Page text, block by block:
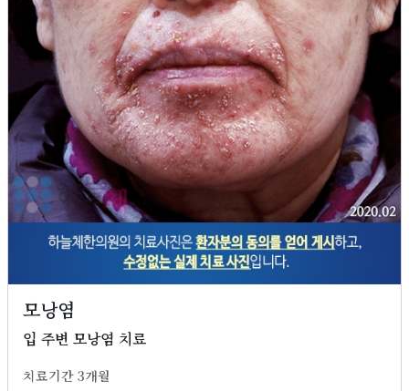
모낭염
입 주변 모낭염 치료
치료기간 3개월